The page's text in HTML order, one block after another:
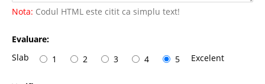
Nota: Codul HTML este citit ca simplu text!
Evaluare:
Slab
1 2 3 4 5 Excelent